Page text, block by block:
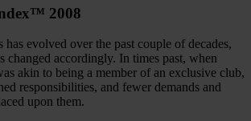
2008
has evolved over the past couple of decades,
changed accordingly. In times past, when
akin to being a member of an exclusive club,
responsibilities, and fewer demands and
upon them.